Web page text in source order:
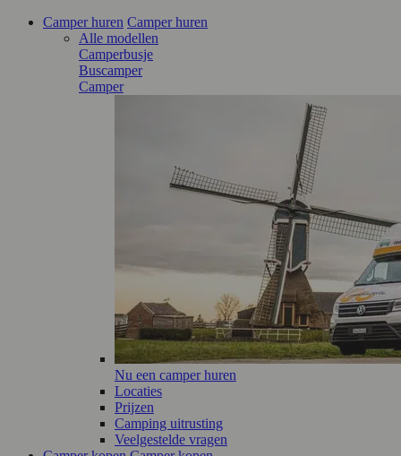
Camper huren Camper huren
Alle modellen
Camperbusje
Buscamper
Camper
Nu een camper huren
Locaties
Prijzen
Camping uitrusting
Veelgestelde vragen